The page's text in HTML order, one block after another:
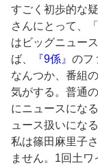
すごく初歩的な
さんにとって、
はビッグニュー
ば、
『9係』 のフ
なんつか、番組
気がする。普通
にニュースにな
ュース扱いにな
私は篠田麻里子
ません。1回土